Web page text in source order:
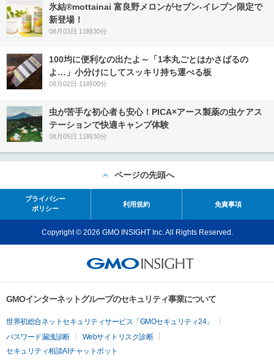
氷結®mottainai 富良野メロンがセブン‐イレブン限定で
新登場！
08月03日 11時30分
100均に便利なの出たよ～「1本丸ごとはかさばるの
よ…」小分けにしてスッキリ持ち運べる板
08月02日 11時00分
虫が苦手な初心者も安心！PICA×アース製薬の虫ケアス
テーションで快適キャンプ体験
08月05日 11時30分
ページの先頭へ
プライバシー
ポリシー
利用規約 免責事項
Copyright © 2026 GMO INSIGHT Inc. All Rights Reserved.
GMOインターネットグループのセキュリティ事業について
世界初総合ネットセキュリティサービス「GMOセキュリティ24」
パスワード漏洩診断
Webサイトリスク診断
セキュリティ相談AIチャットボット